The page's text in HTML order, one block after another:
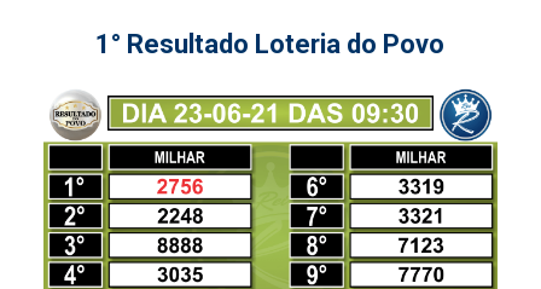
1° Resultado Loteria do Povo